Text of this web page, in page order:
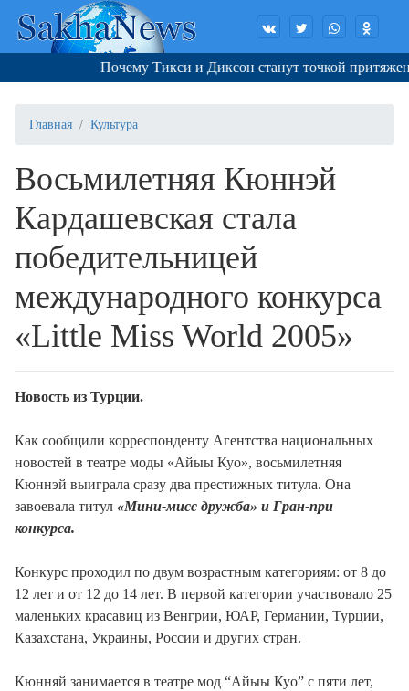
Почему Тикси и Диксон станут точкой
Главная Культура
Восьмилетняя Кюннэй
Кардашевская стала
победительницей
международного конкурса
«Little Miss World 2005»
Новость из Турции.
Как сообщили корреспонденту Агентства национальных
новостей в театре моды «Айыы Куо», восьмилетняя
Кюннэй выиграла сразу два престижных титула. Она
завоевала титул «Мини-мисс дружба» и Гран-при
конкурса.
Конкурс проходил по двум возрастным категориям: от 8 до
12 лет и от 12 до 14 лет. В первой категории участвовало 25
маленьких красавиц из Венгрии, ЮАР, Германии, Турции,
Казахстана, Украины, России и других стран.
Кюнняй занимается в театре мод “Айыы Куо” с пяти лет,